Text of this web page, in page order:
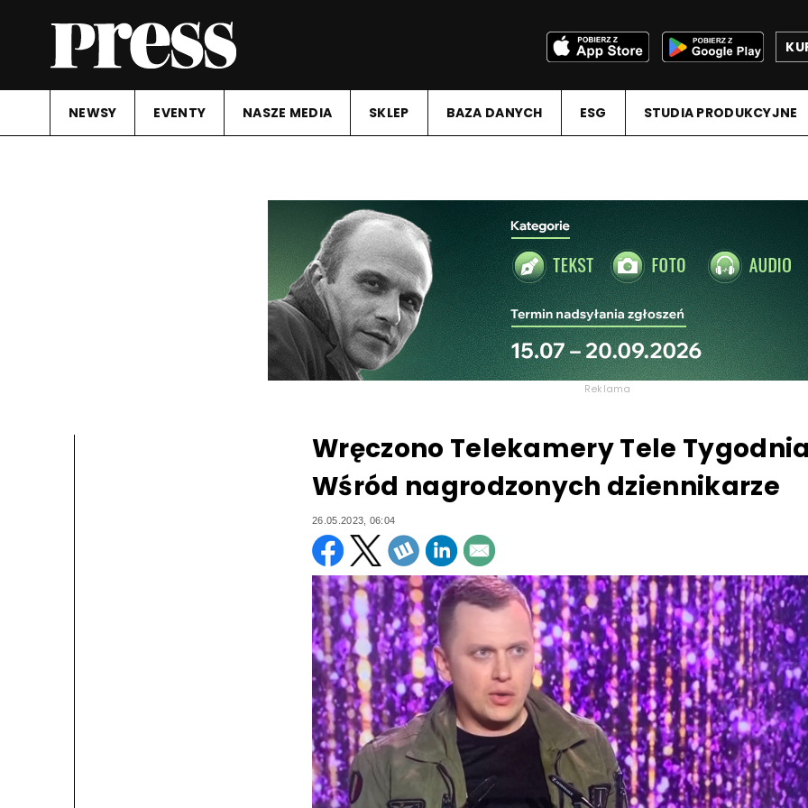
NEWSY EVENTY NASZE MEDIA SKLEP BAZA DANYCH ESG STUDIA PRODUKCYJNE
Reklama
Wręczono Telekamery Tele
Wśród nagrodzonych dziennikarze
26.05.2023, 06:04